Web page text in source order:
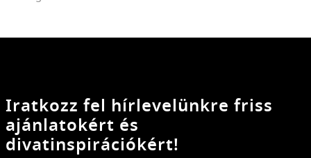
Iratkozz fel hírlevelünkre friss
ajánlatokért és
divatinspirációkért!